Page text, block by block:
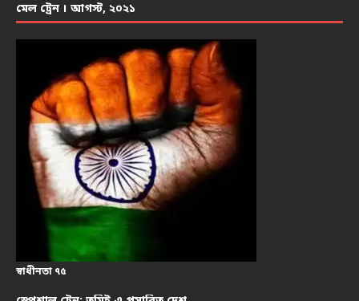
মেল ট্রেন । আগস্ট, ২০২১
স্বাধীনতা ৭৫